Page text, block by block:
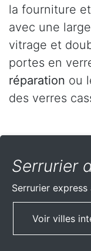
la fourniture
avec une
vitrage et
portes en
réparation ou
des verres
Serrurier
Serrurier express
Voir villes